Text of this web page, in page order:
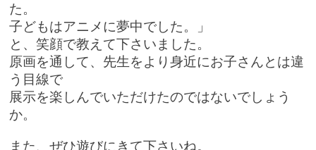
た。
子どもはアニメに夢中でした。」
と、笑顔で教えて下さいました。
原画を通して、先生をより身近にお子さんとは違
う目線で
展示を楽しんでいただけたのではないでしょう
か。
また、ぜひ遊びにきて下さいね。